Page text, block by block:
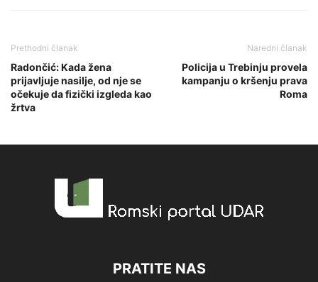
Prethodni članak
Radončić: Kada žena
prijavljuje nasilje, od nje se
očekuje da fizički izgleda kao
žrtva
Naredni članak
Policija u Trebinju provela
kampanju o kršenju prava
Roma
PRATITE NAS